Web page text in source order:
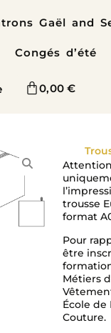
Gaël and
Congés d’été
0,00€
trousse
format
Pour
être
Métiers
École de
Couture.